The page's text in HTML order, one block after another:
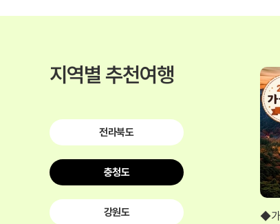
지역별 추천여행
전라북도
충청도
강원도
◆가